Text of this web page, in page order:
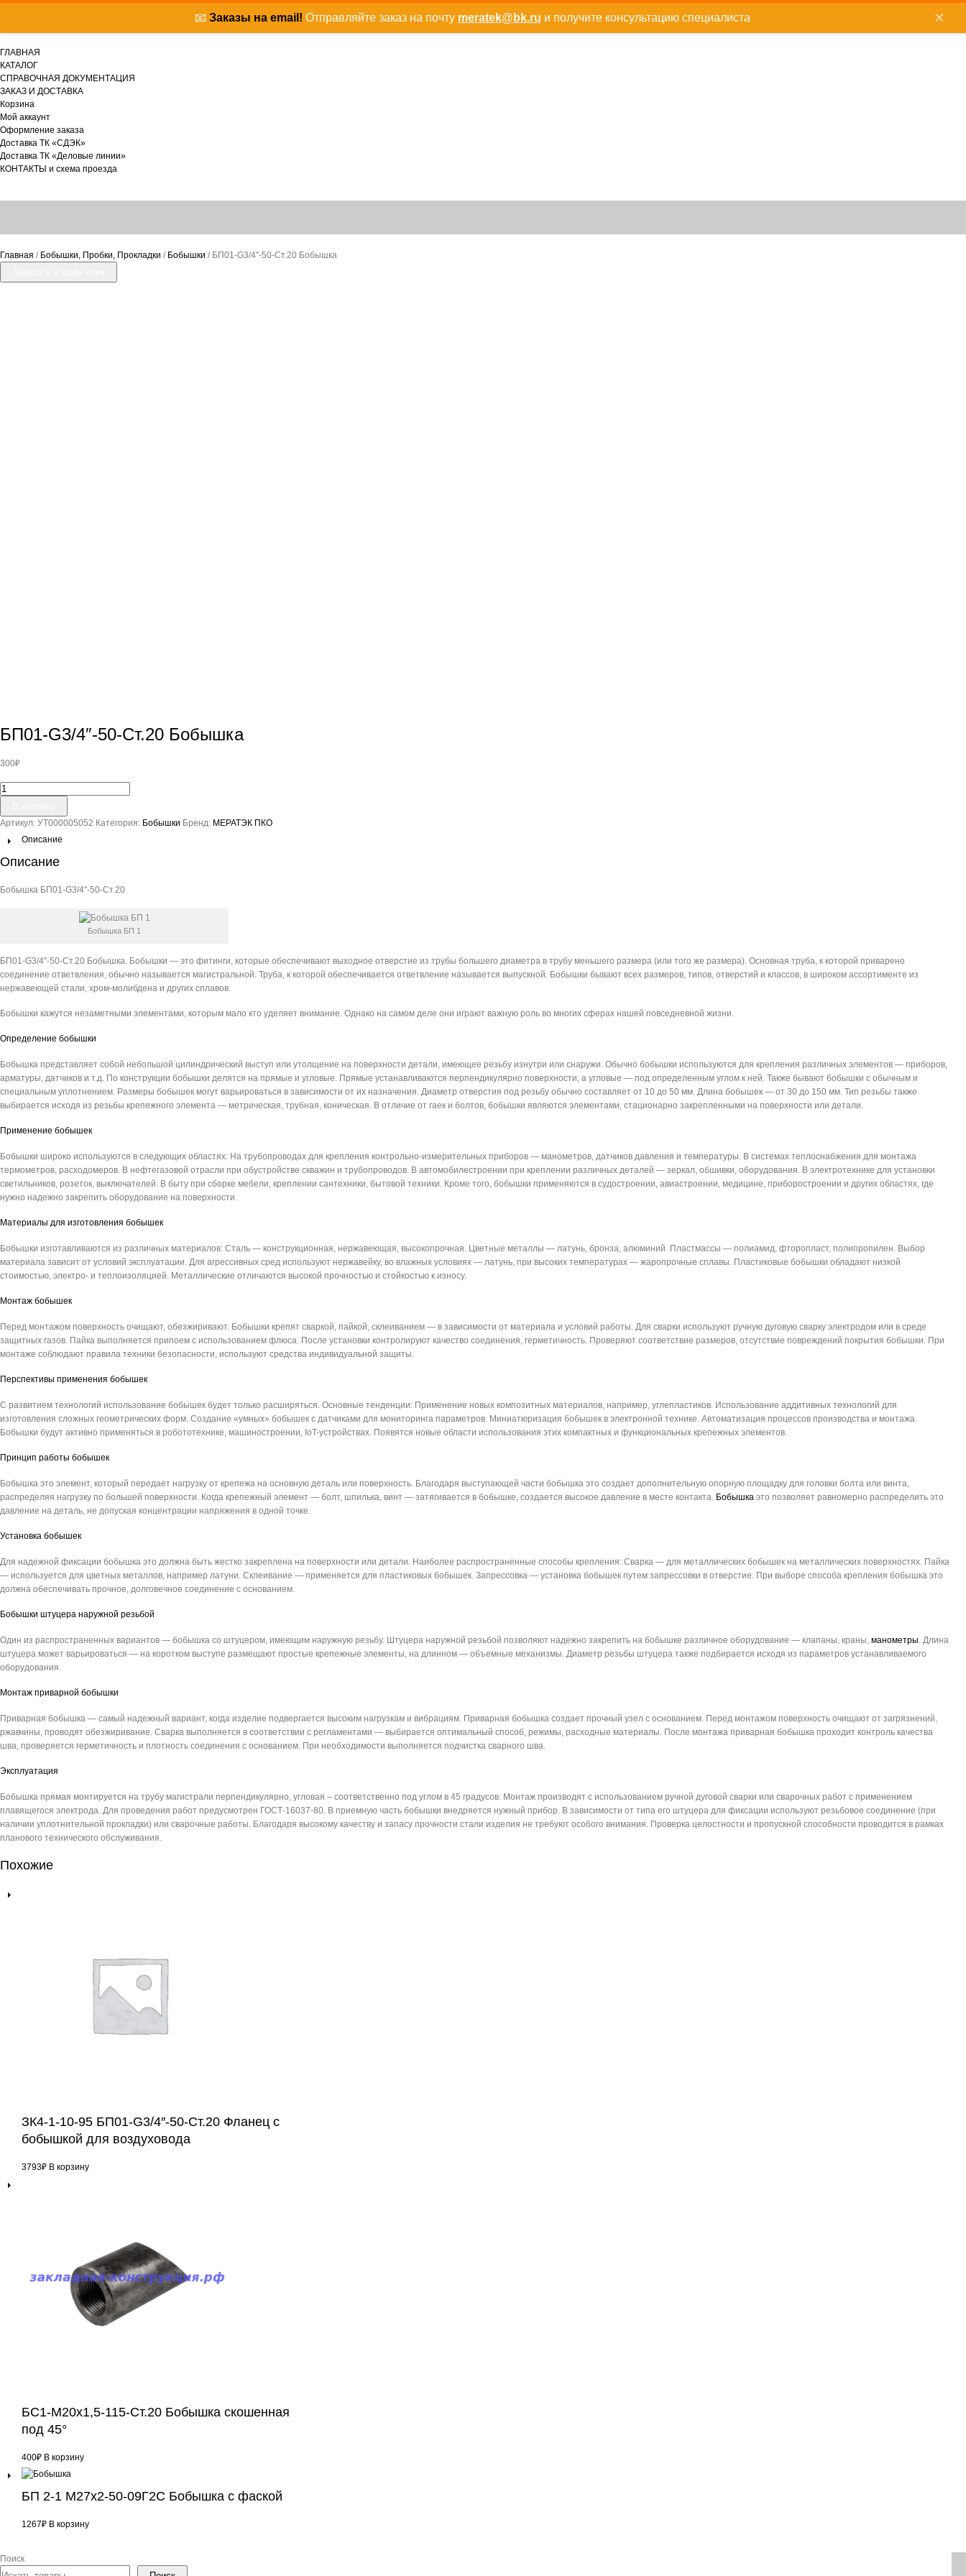
📧 Заказы на email! Отправляйте заказ на почту meratek@bk.ru и получите консультацию специалиста ×
ГЛАВНАЯ
КАТАЛОГ
СПРАВОЧНАЯ ДОКУМЕНТАЦИЯ
ЗАКАЗ И ДОСТАВКА
Корзина
Мой аккаунт
Оформление заказа
Доставка ТК «СДЭК»
Доставка ТК «Деловые линии»
КОНТАКТЫ и схема проезда
Главная / Бобышки, Пробки, Прокладки / Бобышки / БП01-G3/4″-50-Ст.20 Бобышка
БП01-G3/4″-50-Ст.20 Бобышка
300₽
Количество
товара
БП01-
G3/4"-50-
Ст.20
Артикул: УТ000005052 Категория: Бобышки Бренд: МЕРАТЭК ПКО
Описание
Описание
Бобышка БП01-G3/4″-50-Ст.20
Бобышка БП 1
БП01-G3/4″-50-Ст.20 Бобышка. Бобышки — это фитинги, которые обеспечивают выходное отверстие из трубы большего диаметра в трубу меньшего размера (или того же размера). Основная труба, к которой приварено
соединение ответвления, обычно называется магистральной. Труба, к которой обеспечивается ответвление называется выпускной. Бобышки бывают всех размеров, типов, отверстий и классов, в широком ассортименте из
нержавеющей стали, хром-молибдена и других сплавов.
Бобышки кажутся незаметными элементами, которым мало кто уделяет внимание. Однако на самом деле они играют важную роль во многих сферах нашей повседневной жизни.
Определение бобышки
Бобышка представляет собой небольшой цилиндрический выступ или утолщение на поверхности детали, имеющее резьбу изнутри или снаружи. Обычно бобышки используются для крепления различных элементов — приборов,
арматуры, датчиков и т.д. По конструкции бобышки делятся на прямые и угловые. Прямые устанавливаются перпендикулярно поверхности, а угловые — под определенным углом к ней. Также бывают бобышки с обычным и
специальным уплотнением. Размеры бобышек могут варьироваться в зависимости от их назначения. Диаметр отверстия под резьбу обычно составляет от 10 до 50 мм. Длина бобышек — от 30 до 150 мм. Тип резьбы также
выбирается исходя из резьбы крепежного элемента — метрическая, трубная, коническая. В отличие от гаек и болтов, бобышки являются элементами, стационарно закрепленными на поверхности или детали.
Применение бобышек
Бобышки широко используются в следующих областях: На трубопроводах для крепления контрольно-измерительных приборов — манометров, датчиков давления и температуры. В системах теплоснабжения для монтажа
термометров, расходомеров. В нефтегазовой отрасли при обустройстве скважин и трубопроводов. В автомобилестроении при креплении различных деталей — зеркал, обшивки, оборудования. В электротехнике для установки
светильников, розеток, выключателей. В быту при сборке мебели, креплении сантехники, бытовой техники. Кроме того, бобышки применяются в судостроении, авиастроении, медицине, приборостроении и других областях, где
нужно надежно закрепить оборудование на поверхности.
Материалы для изготовления бобышек
Бобышки изготавливаются из различных материалов: Сталь — конструкционная, нержавеющая, высокопрочная. Цветные металлы — латунь, бронза, алюминий. Пластмассы — полиамид, фторопласт, полипропилен. Выбор
материала зависит от условий эксплуатации. Для агрессивных сред используют нержавейку, во влажных условиях — латунь, при высоких температурах — жаропрочные сплавы. Пластиковые бобышки обладают низкой
стоимостью, электро- и теплоизоляцией. Металлические отличаются высокой прочностью и стойкостью к износу.
Монтаж бобышек
Перед монтажом поверхность очищают, обезжиривают. Бобышки крепят сваркой, пайкой, склеиванием — в зависимости от материала и условий работы. Для сварки используют ручную дуговую сварку электродом или в среде
защитных газов. Пайка выполняется припоем с использованием флюса. После установки контролируют качество соединения, герметичность. Проверяют соответствие размеров, отсутствие повреждений покрытия бобышки. При
монтаже соблюдают правила техники безопасности, используют средства индивидуальной защиты.
Перспективы применения бобышек
С развитием технологий использование бобышек будет только расширяться. Основные тенденции: Применение новых композитных материалов, например, углепластиков. Использование аддитивных технологий для
изготовления сложных геометрических форм. Создание «умных» бобышек с датчиками для мониторинга параметров. Миниатюризация бобышек в электронной технике. Автоматизация процессов производства и монтажа.
Бобышки будут активно применяться в робототехнике, машиностроении, IoT-устройствах. Появятся новые области использования этих компактных и функциональных крепежных элементов.
Принцип работы бобышек
Бобышка это элемент, который передает нагрузку от крепежа на основную деталь или поверхность. Благодаря выступающей части бобышка это создает дополнительную опорную площадку для головки болта или винта,
распределяя нагрузку по большей поверхности. Когда крепежный элемент — болт, шпилька, винт — затягивается в бобышке, создается высокое давление в месте контакта. Бобышка это позволяет равномерно распределить это
давление на деталь, не допуская концентрации напряжения в одной точке.
Установка бобышек
Для надежной фиксации бобышка это должна быть жестко закреплена на поверхности или детали. Наиболее распространенные способы крепления: Сварка — для металлических бобышек на металлических поверхностях. Пайка
— используется для цветных металлов, например латуни. Склеивание — применяется для пластиковых бобышек. Запрессовка — установка бобышек путем запрессовки в отверстие. При выборе способа крепления бобышка это
должна обеспечивать прочное, долговечное соединение с основанием.
Бобышки штуцера наружной резьбой
Один из распространенных вариантов — бобышка со штуцером, имеющим наружную резьбу. Штуцера наружной резьбой позволяют надежно закрепить на бобышке различное оборудование — клапаны, краны, манометры. Длина
штуцера может варьироваться — на коротком выступе размещают простые крепежные элементы, на длинном — объемные механизмы. Диаметр резьбы штуцера также подбирается исходя из параметров устанавливаемого
оборудования.
Монтаж приварной бобышки
Приварная бобышка — самый надежный вариант, когда изделие подвергается высоким нагрузкам и вибрациям. Приварная бобышка создает прочный узел с основанием. Перед монтажом поверхность очищают от загрязнений,
ржавчины, проводят обезжиривание. Сварка выполняется в соответствии с регламентами — выбирается оптимальный способ, режимы, расходные материалы. После монтажа приварная бобышка проходит контроль качества
шва, проверяется герметичность и плотность соединения с основанием. При необходимости выполняется подчистка сварного шва.
Эксплуатация
Бобышка прямая монтируется на трубу магистрали перпендикулярно, угловая – соответственно под углом в 45 градусов. Монтаж производят с использованием ручной дуговой сварки или сварочных работ с применением
плавящегося электрода. Для проведения работ предусмотрен ГОСТ-16037-80. В приемную часть бобышки внедряется нужный прибор. В зависимости от типа его штуцера для фиксации используют резьбовое соединение (при
наличии уплотнительной прокладки) или сварочные работы. Благодаря высокому качеству и запасу прочности стали изделия не требуют особого внимания. Проверка целостности и пропускной способности проводится в рамках
планового технического обслуживания.
Похожие
ЗК4-1-10-95 БП01-G3/4″-50-Ст.20 Фланец с
бобышкой для воздуховода
3793₽ В корзину
БС1-М20х1,5-115-Ст.20 Бобышка скошенная
под 45°
400₽ В корзину
БП 2-1 М27х2-50-09Г2С Бобышка с фаской
1267₽ В корзину
Поиск